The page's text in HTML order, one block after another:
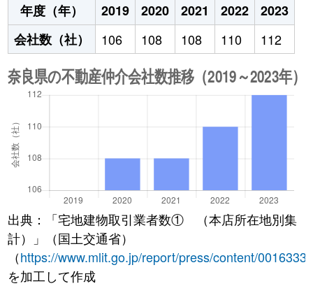
年度（年）
2019 2020 2021 2022
2023
会社数（社）
106 108 108 110 112
出典：「宅地建物取引業者数① （本店所在地別集
計）」（国土交通省）
（https://www.mlit.go.jp/report/press/content/
を加工して作成